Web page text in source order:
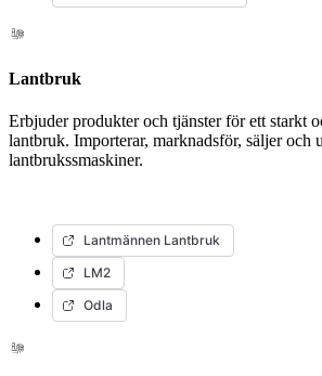
Lantbruk
Erbjuder produkter och tjänster för ett starkt
lantbruk. Importerar, marknadsför, säljer och
lantbrukssmaskiner.
Lantmännen Lantbruk
LM2
Odla